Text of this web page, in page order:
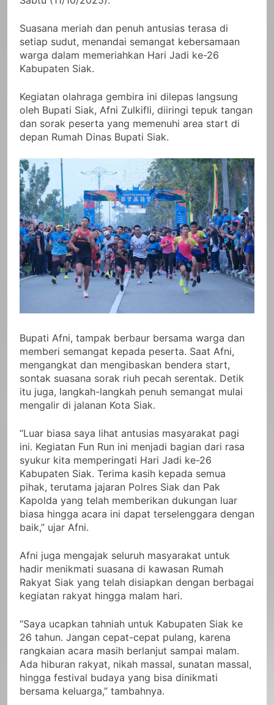
Suasana meriah dan penuh antusias terasa di
setiap sudut, menandai semangat kebersamaan
warga dalam memeriahkan Hari Jadi ke-26
Kabupaten Siak.
Kegiatan olahraga gembira ini dilepas langsung
oleh Bupati Siak, Afni Zulkifli, diiringi tepuk tangan
dan sorak peserta yang memenuhi area start di
depan Rumah Dinas Bupati Siak.
Bupati Afni, tampak berbaur bersama warga dan
memberi semangat kepada peserta. Saat Afni,
mengangkat dan mengibaskan bendera start,
sontak suasana sorak riuh pecah serentak. Detik
itu juga, langkah-langkah penuh semangat mulai
mengalir di jalanan Kota Siak.
“Luar biasa saya lihat antusias masyarakat pagi
ini. Kegiatan Fun Run ini menjadi bagian dari rasa
syukur kita memperingati Hari Jadi ke-26
Kabupaten Siak. Terima kasih kepada semua
pihak, terutama jajaran Polres Siak dan Pak
Kapolda yang telah memberikan dukungan luar
biasa hingga acara ini dapat terselenggara dengan
baik,” ujar Afni.
Afni juga mengajak seluruh masyarakat untuk
hadir menikmati suasana di kawasan Rumah
Rakyat Siak yang telah disiapkan dengan berbagai
kegiatan rakyat hingga malam hari.
“Saya ucapkan tahniah untuk Kabupaten Siak ke
26 tahun. Jangan cepat-cepat pulang, karena
rangkaian acara masih berlanjut sampai malam.
Ada hiburan rakyat, nikah massal, sunatan massal,
hingga festival budaya yang bisa dinikmati
bersama keluarga,” tambahnya.